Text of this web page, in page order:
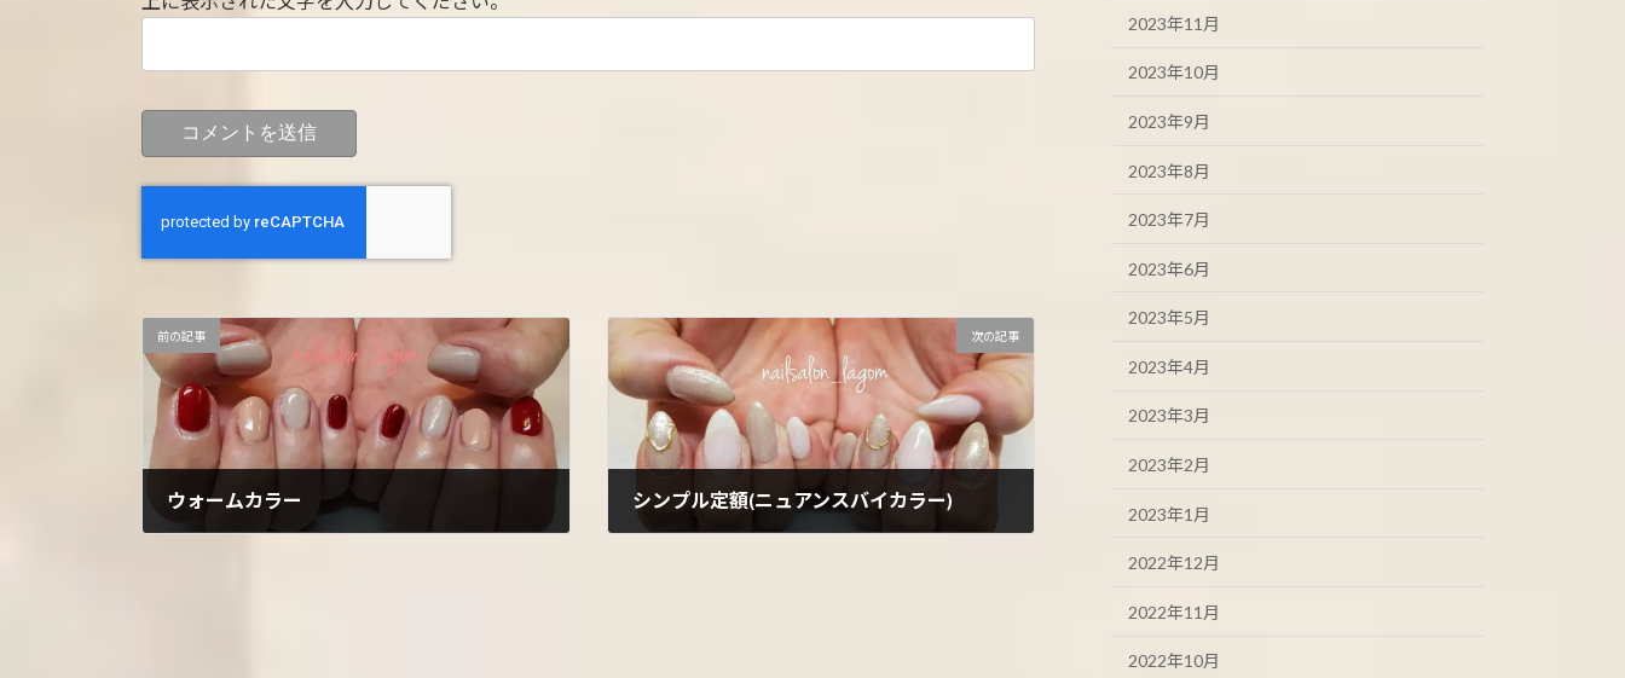
前の記事
ウォームカラー
次の記事
シンプル定額(ニュアンスバイカラー)
2023年11月
2023年10月
2023年9月
2023年8月
2023年7月
2023年6月
2023年5月
2023年4月
2023年3月
2023年2月
2023年1月
2022年12月
2022年11月
2022年10月